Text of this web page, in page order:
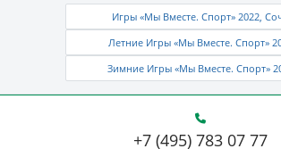
Игры «Мы Вместе. Спорт» 2022,
Летние Игры «Мы Вместе. Спорт»
Зимние Игры «Мы Вместе. Спорт»
+7 (495) 783 07 77